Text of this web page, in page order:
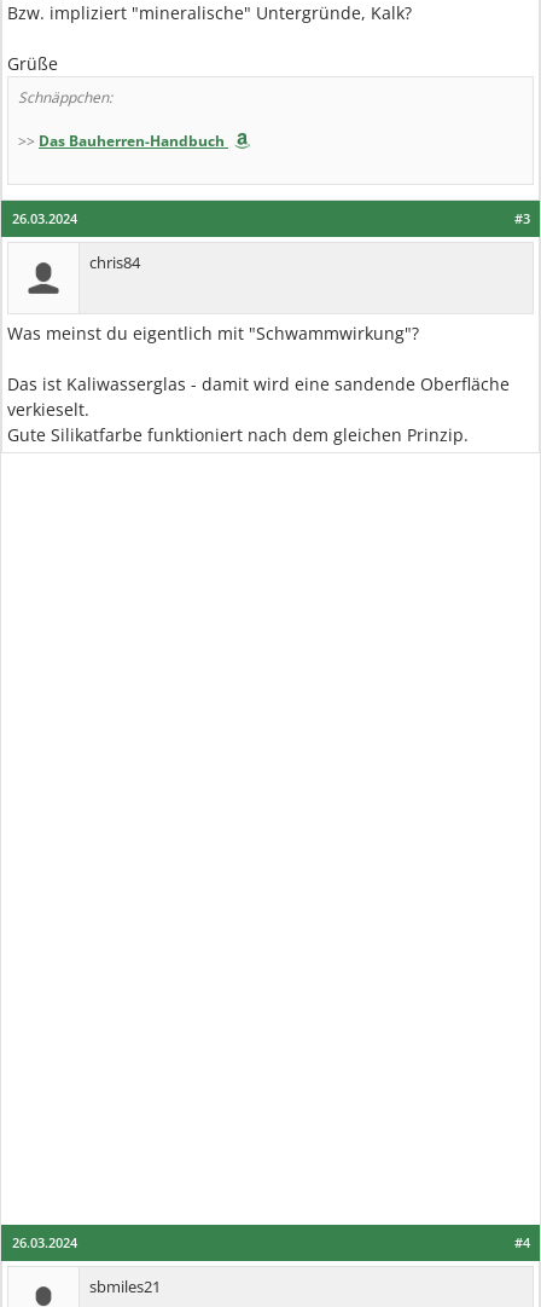
Bzw. impliziert "mineralische" Untergründe, Kalk?
Grüße
Schnäppchen:
>> Das Bauherren-Handbuch
#3
26.03.2024
chris84
Was meinst du eigentlich mit "Schwammwirkung"?
Das ist Kaliwasserglas - damit wird eine sandende Oberfläche
verkieselt.
Gute Silikatfarbe funktioniert nach dem gleichen Prinzip.
#4
26.03.2024
sbmiles21